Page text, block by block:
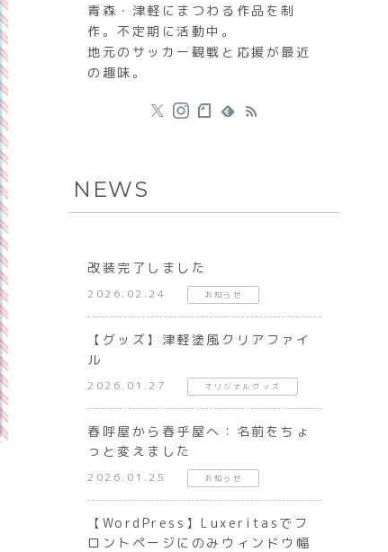
青森・津軽にまつわる作品を制
作。不定期に活動中。
地元のサッカー観戦と応援が最近
の趣味。
NEWS
改装完了しました
2026.02.24 お知らせ
【グッズ】津軽塗風クリアファイ
ル
2026.01.27 オリジナルグッズ
春呼屋から春乎屋へ：名前をちょ
っと変えました
2026.01.25 お知らせ
【WordPress】Luxeritasでフ
ロントページにのみウィンドウ幅